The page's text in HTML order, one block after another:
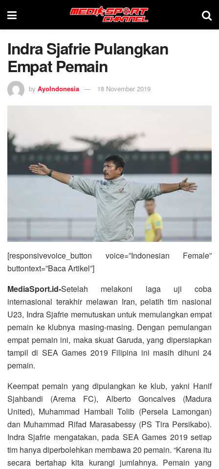
Indra Sjafrie Pulangkan
Empat Pemain
by AyoIndonesia 18 November 2019
[responsivevoice_button voice=”Indonesian Female”
buttontext=”Baca Artikel”]
MediaSport.id-Setelah melakoni laga uji coba
internasional terakhir melawan Iran, pelatih tim nasional
U23, Indra Sjafrie memutuskan untuk memulangkan empat
pemain ke klubnya masing-masing. Dengan pemulangan
empat pemain ini, maka skuat Garuda, yang dipersiapkan
tampil di SEA Games 2019 Filipina ini masih dihuni 24
pemain.
Keempat pemain yang dipulangkan ke klub, yakni Hanif
Sjahbandi (Arema FC), Alberto Goncalves (Madura
United), Muhammad Hambali Tolib (Persela Lamongan)
dan Muhammad Rifad Marasabessy (PS Tira Persikabo).
Indra Sjafrie mengatakan, pada SEA Games 2019 setiap
tim hanya diperbolehkan membawa 20 pemain. “Karena itu
secara bertahap kita kurangi jumlahnya. Pemain yang